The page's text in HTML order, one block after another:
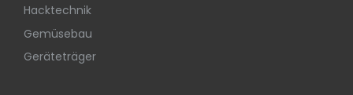
Hacktechnik
Gemüsebau
Geräteträger